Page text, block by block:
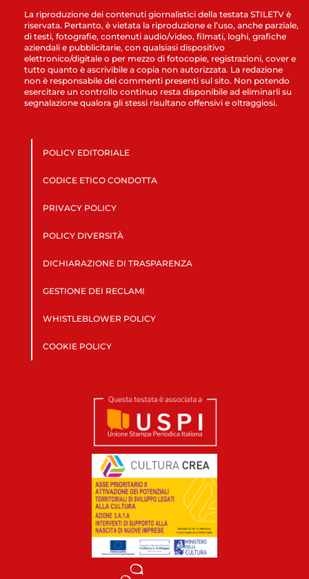
La riproduzione dei contenuti giornalistici della testata STILETV è
riservata. Pertanto, è vietata la riproduzione e l’uso, anche parziale,
di testi, fotografie, contenuti audio/video, filmati, loghi, grafiche
aziendali e pubblicitarie, con qualsiasi dispositivo
elettronico/digitale o per mezzo di fotocopie, registrazioni, cover e
tutto quanto è ascrivibile a copia non autorizzata. La redazione
non è responsabile dei commenti presenti sul sito. Non potendo
esercitare un controllo continuo resta disponibile ad eliminarli su
segnalazione qualora gli stessi risultano offensivi e oltraggiosi.
POLICY EDITORIALE
CODICE ETICO CONDOTTA
PRIVACY POLICY
POLICY DIVERSITÀ
DICHIARAZIONE DI TRASPARENZA
GESTIONE DEI RECLAMI
WHISTLEBLOWER POLICY
COOKIE POLICY